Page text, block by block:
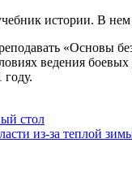
истории. В
«Основы
ведения
стол
из-за теплой